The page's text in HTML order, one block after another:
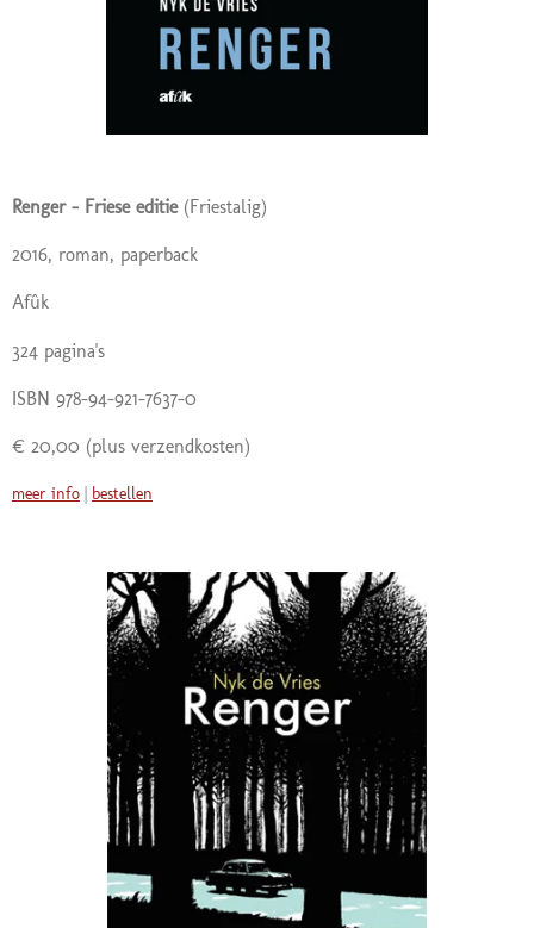
Renger - Friese editie(Friestalig)
2016, roman, paperback
Afûk
324 pagina's
ISBN 978-94-921-7637-0
€ 20,00 (plus verzendkosten)
meer info | bestellen